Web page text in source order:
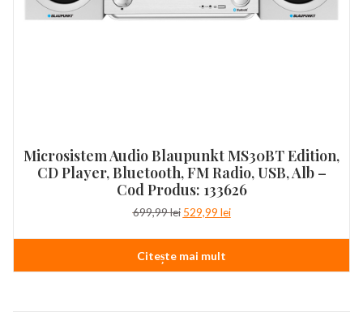
Microsistem Audio Blaupunkt MS30BT Edition,
CD Player, Bluetooth, FM Radio, USB, Alb –
Cod Produs: 133626
699,99lei Prețul
a
fost:
699,99 lei.
529,99 leiPrețul
este:
Citește mai mult